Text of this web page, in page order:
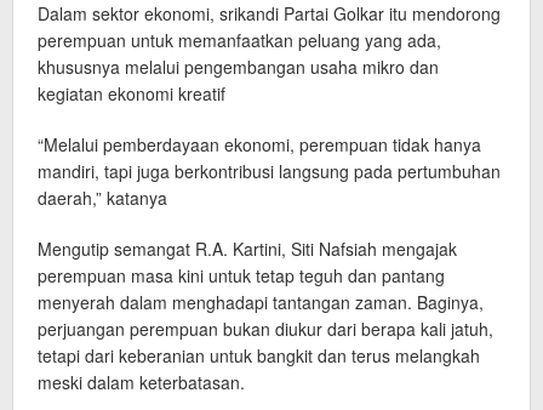
Dalam sektor ekonomi, srikandi Partai Golkar itu mendorong
perempuan untuk memanfaatkan peluang yang ada,
khususnya melalui pengembangan usaha mikro dan
kegiatan ekonomi kreatif
“Melalui pemberdayaan ekonomi, perempuan tidak hanya
mandiri, tapi juga berkontribusi langsung pada pertumbuhan
daerah,” katanya
Mengutip semangat R.A. Kartini, Siti Nafsiah mengajak
perempuan masa kini untuk tetap teguh dan pantang
menyerah dalam menghadapi tantangan zaman. Baginya,
perjuangan perempuan bukan diukur dari berapa kali jatuh,
tetapi dari keberanian untuk bangkit dan terus melangkah
meski dalam keterbatasan.